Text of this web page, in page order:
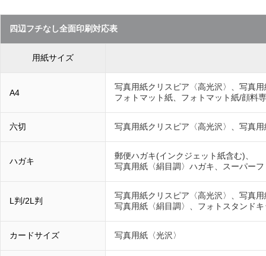
四辺フチなし全面印刷対応表
用紙サイズ
A4
写真用紙クリスピア〈高光沢〉、写真
フォトマット紙、フォトマット紙/顔料
六切 写真用紙クリスピア〈高光沢〉、写真
ハガキ
郵便ハガキ(インクジェット紙含む)、
写真用紙〈絹目調〉ハガキ、スーパー
L判/2L判
写真用紙クリスピア〈高光沢〉、写真
写真用紙〈絹目調〉、フォトスタンド
カードサイズ 写真用紙〈光沢〉